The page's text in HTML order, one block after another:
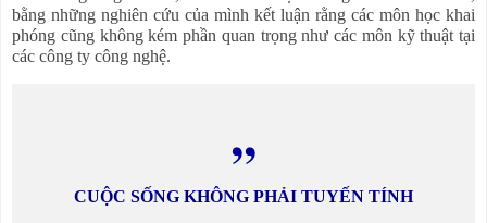
bằng những nghiên cứu của mình kết luận rằng các môn học khai
phóng cũng không kém phần quan trọng như các môn kỹ thuật tại
các công ty công nghệ.
,,
CUỘC SỐNG KHÔNG PHẢI TUYẾN TÍNH